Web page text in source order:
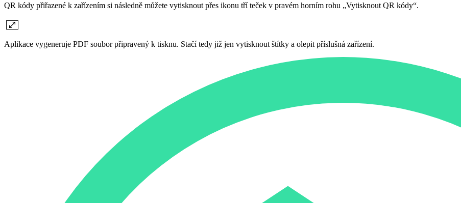
QR kódy přiřazené k zařízením si následně můžete vytisknout přes ikonu tří teček v pravém horním rohu „Vytisknout QR kódy“.
Aplikace vygeneruje PDF soubor připravený k tisknu. Stačí tedy již jen vytisknout štítky a olepit příslušná zařízení.